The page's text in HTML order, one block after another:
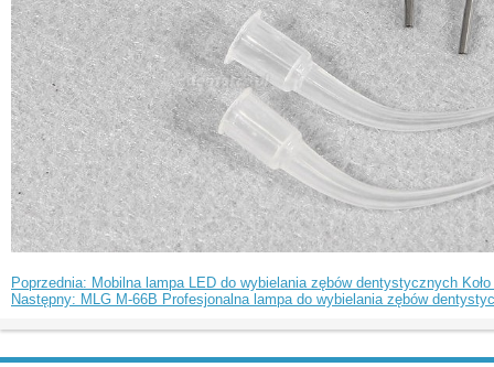
Poprzednia: Mobilna lampa LED do wybielania zębów dentystycznych Koło
Następny: MLG M-66B Profesjonalna lampa do wybielania zębów